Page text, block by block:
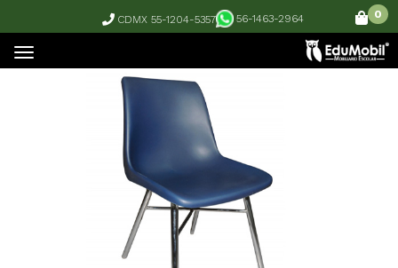
CDMX 55-1204-5357 56-1463-2964 0